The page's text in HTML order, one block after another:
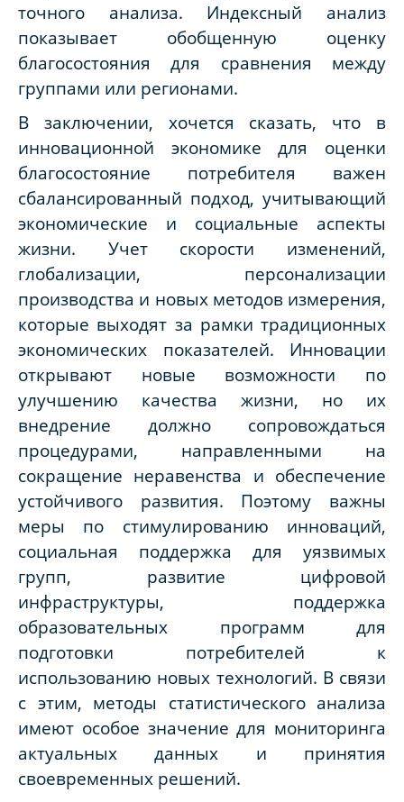
точного анализа. Индексный анализ
показывает обобщенную оценку
благосостояния для сравнения между
группами или регионами.
В заключении, хочется сказать, что
в
инновационной экономике для оценки
благосостояние потребителя важен
сбалансированный подход, учитывающий
экономические и социальные аспекты
жизни. Учет скорости изменений,
глобализации, персонализации
производства и новых методов измерения,
которые выходят за рамки традиционных
экономических показателей. Инновации
открывают новые возможности по
улучшению качества жизни, но их
внедрение должно сопровождаться
процедурами, направленными на
сокращение неравенства и обеспечение
устойчивого развития. Поэтому важны
меры по стимулированию инноваций,
социальная поддержка для уязвимых
групп, развитие цифровой
инфраструктуры, поддержка
образовательных программ для
подготовки потребителей к
использованию новых технологий. В связи
с этим, методы статистического анализа
имеют особое значение для мониторинга
актуальных данных и принятия
своевременных решений.